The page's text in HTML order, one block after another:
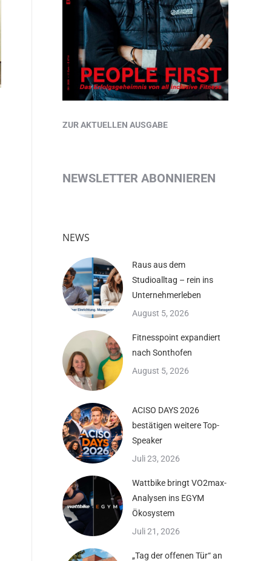
ZUR AKTUELLEN AUSGABE
NEWSLETTER ABONNIEREN
NEWS
Raus aus dem
Studioalltag – rein ins
Unternehmerleben
August 5, 2026
Fitnesspoint expandiert
nach Sonthofen
August 5, 2026
ACISO DAYS 2026
bestätigen weitere Top-
Speaker
Juli 23, 2026
Wattbike bringt VO2max-
Analysen ins EGYM
Ökosystem
Juli 21, 2026
„Tag der offenen Tür“ an